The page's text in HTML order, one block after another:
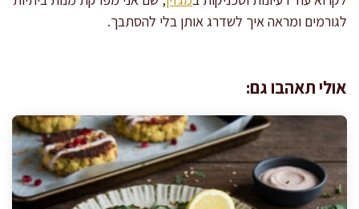
לגורמים ומראה איך לשדרג אותן בלי להסתבך.
אולי תאהבו גם: